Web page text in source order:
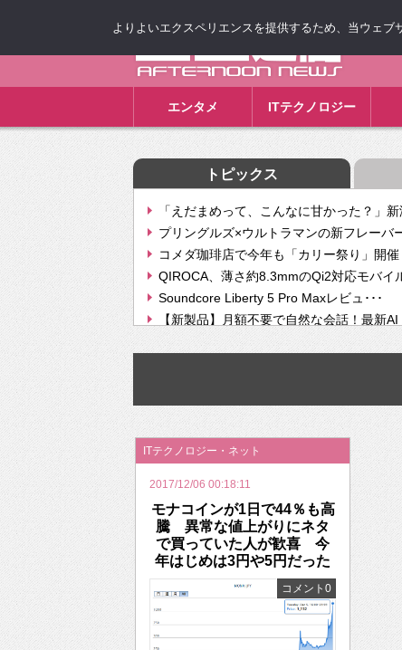
エンタメ ITテクノロジー
トピックス
「えだまめって、こんなに甘かった？」
プリングルズ×ウルトラマンの新フレーバ
コメダ珈琲店で今年も「カリー祭り」開
QIROCA、薄さ約8.3mmのQi2対応モバイ
Soundcore Liberty 5 Pro Maxレビュ･･･
【新製品】月額不要で自然な会話！最新
【次世代の没入感と生産性】VITURE
挫折率8割の壁をAIで突破。ジャストシス
2026年のバレンタインは「自分で作って
ITテクノロジー・ネット
2017/12/06 00:18:11
モナコインが1日で44％も高
騰 異常な値上がりにネタ
で買っていた人が歓喜 今
年はじめは3円や5円だった
コメント0
よりよいエクスペリエンスを提供するため、当ウェ